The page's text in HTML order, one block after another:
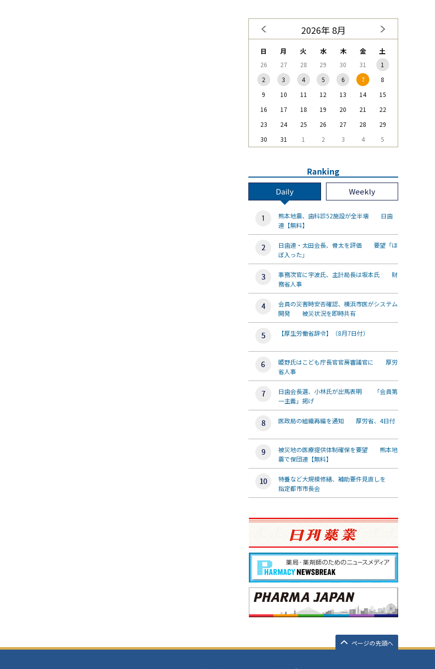
2026年 8月
日 月 火 水 木 金 土
26 27 28 29 30 31
1
2
3 4 5 6 7
8
9
10 11 12 13 14
15
16
17 18 19 20 21
22
23
24 25 26 27 28
29
30
31 1 2 3 4 5
Ranking
Daily Weekly
熊本地震、歯科診52施設が全半壊 日歯
連【無料】
日歯連・太田会長、骨太を評価 要望「ほ
ぼ入った」
事務次官に宇波氏、主計局長は坂本氏 財
務省人事
会員の災害時安否確認、横浜市医がシステム
開発 被災状況を即時共有
【厚生労働省辞令】（8月7日付）
姫野氏はこども庁長官官房審議官に 厚労
省人事
日歯会長選、小林氏が出馬表明 「会員第
一主義」掲げ
医政局の組織再編を通知 厚労省、4日付
被災地の医療提供体制確保を要望 熊本地
震で保団連【無料】
特養など大規模修繕、補助要件見直しを
指定都市市長会
ページの先頭へ